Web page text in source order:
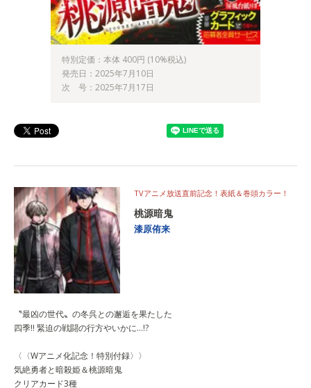
特別定価：本体 400円 (10%税込)
発売日：2025年7月10日
次 号：2025年7月17日
TVアニメ放送直前記念！表紙＆巻頭カラー！
桃源暗鬼
漆原侑来
〝最凶の世代〟の冬呉との邂逅を果たした
四季!! 緊迫の戦闘の行方やいかに…!?
〈〈Wアニメ化記念！特別付録〉〉
気絶勇者と暗殺姫＆桃源暗鬼
クリアカード3種